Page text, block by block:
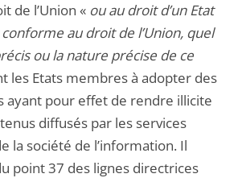
de l’Union « ou au droit d’un Etat
au droit de l’Union, quel
ou la nature précise de ce
les Etats membres à adopter des
ayant pour effet de rendre illicite
diffusés par les services
la société de l’information. Il
point 37 des lignes directrices